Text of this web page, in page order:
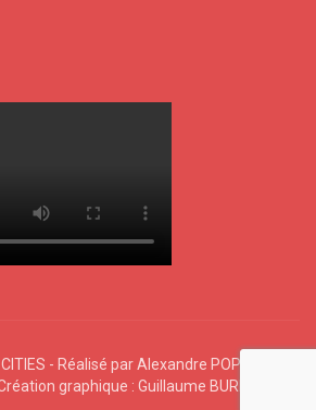
- Réalisé par Alexandre POPHIN &
graphique : Guillaume BURNEAU